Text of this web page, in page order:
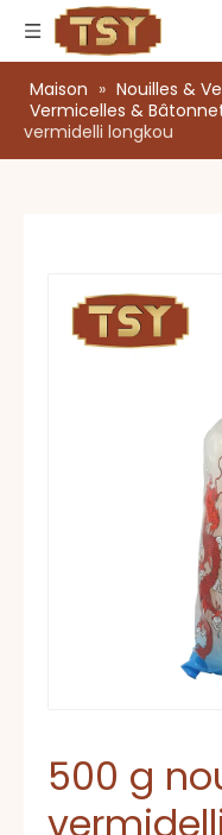
Maison » Nouilles &
Vermicelles &
vermidelli longkou
500 g